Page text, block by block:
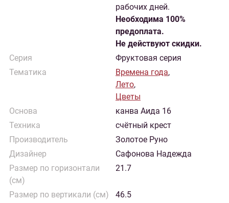
рабочих дней.
Необходима 100%
предоплата.
Не действуют скидки.
Серия
Фруктовая серия
Тематика
Времена года,
Лето,
Цветы
Основа
канва Аида 16
Техника
счётный крест
Производитель
Золотое Руно
Дизайнер
Сафонова Надежда
Размер по горизонтали
(см)
21.7
Размер по вертикали (см)
46.5